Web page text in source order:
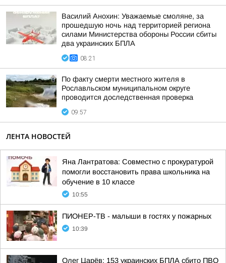
Василий Анохин: Уважаемые смоляне, за
прошедшую ночь над территорией региона
силами Министерства обороны России сбиты
два украинских БПЛА
08:21
По факту смерти местного жителя в
Рославльском муниципальном округе
проводится доследственная проверка
09:57
ЛЕНТА НОВОСТЕЙ
Яна Лантратова: Совместно с прокуратурой
помогли восстановить права школьника на
обучение в 10 классе
10:55
ПИОНЕР-ТВ - малыши в гостях у пожарных
10:39
Олег Царёв: 153 украинских БПЛА сбито ПВО